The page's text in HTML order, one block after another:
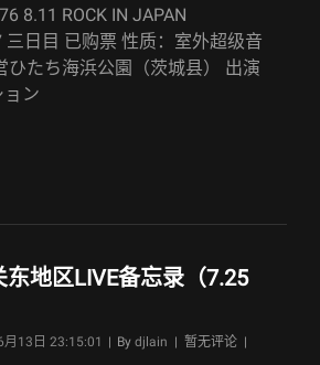
8.11 ROCK IN JAPAN
三日目 已购票 性质：室外超级音
ひたち海浜公園（茨城县） 出演
ン
地区LIVE备忘录（7.25
13日 23:15:01 | By Byline
djlain | 暂无评论 |